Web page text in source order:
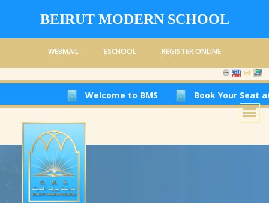
BEIRUT MODERN SCHOOL
WEBMAIL ESCHOOL REGISTER ONLINE
Welcome to BMS Book Your Seat at